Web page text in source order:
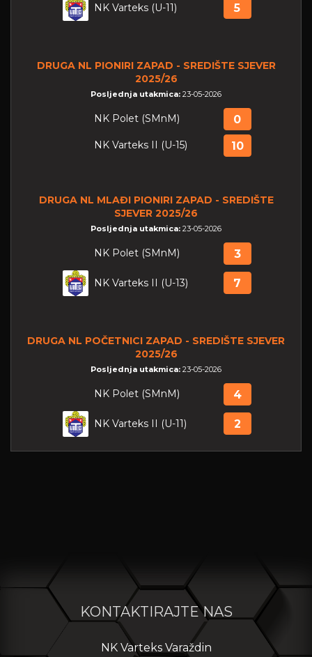
NK Varteks (U-11) 5
DRUGA NL PIONIRI ZAPAD - SREDIŠTE SJEVER
2025/26
Posljednja utakmica: 23-05-2026
NK Polet (SMnM) 0
NK Varteks II (U-15) 10
DRUGA NL MLAĐI PIONIRI ZAPAD - SREDIŠTE
SJEVER 2025/26
Posljednja utakmica: 23-05-2026
NK Polet (SMnM) 3
NK Varteks II (U-13) 7
DRUGA NL POČETNICI ZAPAD - SREDIŠTE SJEVER
2025/26
Posljednja utakmica: 23-05-2026
NK Polet (SMnM) 4
NK Varteks II (U-11) 2
KONTAKTIRAJTE NAS
NK Varteks Varaždin